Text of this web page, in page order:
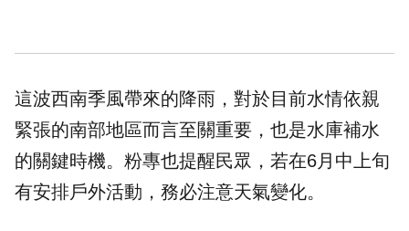
這波西南季風帶來的降雨，對於目前水情依親
緊張的南部地區而言至關重要，也是水庫補水
的關鍵時機。粉專也提醒民眾，若在6月中上旬
有安排戶外活動，務必注意天氣變化。